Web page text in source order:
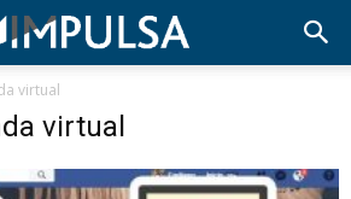
virtual
virtual